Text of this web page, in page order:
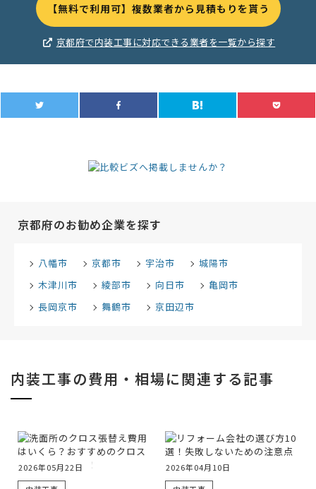
【無料で利用可】複数業者から見積もりを貰う
京都府で内装工事に対応できる業者を一覧から探す
京都府のお勧め企業を探す
八幡市 京都市 宇治市
城陽市
木津川市
綾部市 向日市
亀岡市
長岡京市
舞鶴市 京田辺市
内装工事の費用・相場に関連する記事
2026年05月22日
2026年04月10日